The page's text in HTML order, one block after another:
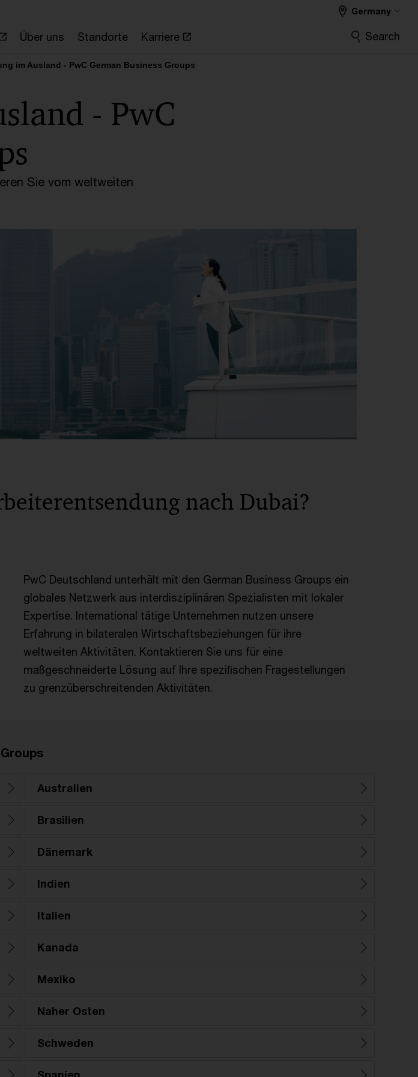
Über uns Standorte Karriere
Germany
Search
im Ausland - PwC German Business Groups
Sie vom weltweiten
- PwC
nach Dubai?
PwC Deutschland unterhält mit den German Business Groups ein
globales Netzwerk aus interdisziplinären Spezialisten mit lokaler
Expertise. International tätige Unternehmen nutzen unsere
Erfahrung in bilateralen Wirtschaftsbeziehungen für ihre
weltweiten Aktivitäten. Kontaktieren Sie uns für eine
maßgeschneiderte Lösung auf Ihre speziﬁschen Fragestellungen
zu grenzüberschreitenden Aktivitäten.
Australien
Brasilien
Dänemark
Indien
Italien
Kanada
Mexiko
Naher Osten
Schweden